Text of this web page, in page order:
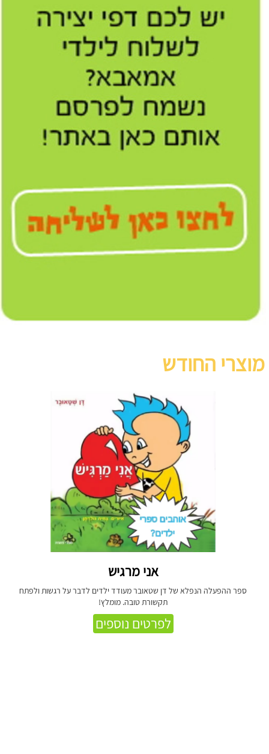
מוצרי החודש
אני מרגיש
ספר ההפעלה הנפלא של דן שטאובר מעודד ילדים לדבר על רגשות ולפתח
תקשורת טובה. מומלץ!
לפרטים נוספים